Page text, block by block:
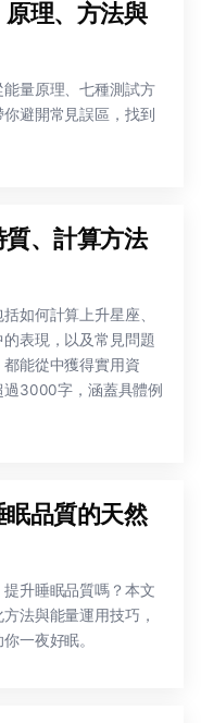
理、方法與
量原理、七種測試方
避開常見誤區，找到
、計算方法
如何計算上升星座、
的表現，以及常見問題
能從中獲得實用資
3000字，涵蓋具體例
品質的天然
升睡眠品質嗎？本文
法與能量運用技巧，
一夜好眠。